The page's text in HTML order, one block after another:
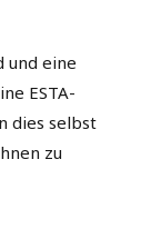
und eine
ESTA-
dies selbst
zu